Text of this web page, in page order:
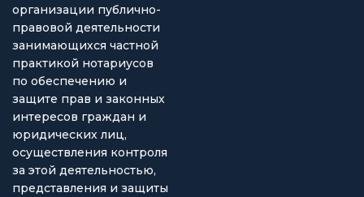
организации публично-
правовой деятельности
занимающихся частной
практикой нотариусов
по обеспечению и
защите прав и законных
интересов граждан и
юридических лиц,
осуществления контроля
за этой деятельностью,
представления и защиты